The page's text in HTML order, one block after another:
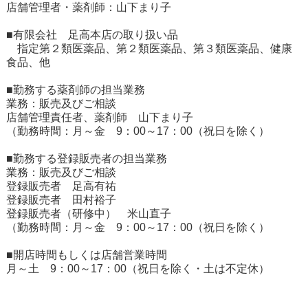
店舗管理者・薬剤師：山下まり子
■有限会社 足高本店の取り扱い品
指定第２類医薬品、第２類医薬品、第３類医薬品、健康
食品、他
■勤務する薬剤師の担当業務
業務：販売及びご相談
店舗管理責任者、薬剤師 山下まり子
（勤務時間：月～金 9：00～17：00（祝日を除く）
■勤務する登録販売者の担当業務
業務：販売及びご相談
登録販売者 足高有祐
登録販売者 田村裕子
登録販売者（研修中） 米山直子
（勤務時間：月～金 9：00～17：00（祝日を除く）
■開店時間もしくは店舗営業時間
月～土 9：00～17：00（祝日を除く・土は不定休）